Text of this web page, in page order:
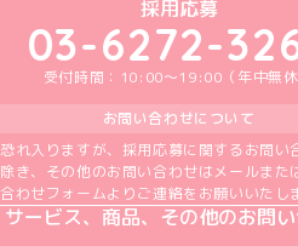
めいどりーみん
めいどりー
めいど
採用応募
03-6272-
受付時間：10:00～19:00（年中無休
お問い合わせについて
恐れ入りますが、採用応募に関するお問い
除き、その他のお問い合わせはメールまた
合わせフォームよりご連絡をお願いいたし
サービス、商品、その他のお問